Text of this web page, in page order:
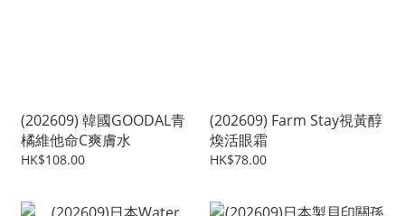
(202609) 韓國GOODAL青
橘維他命C爽膚水
HK$108.00
(202609) Farm Stay視黃醇
煥活眼霜
HK$78.00